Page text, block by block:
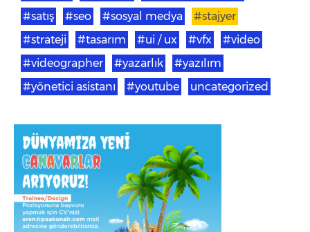
#satış
#seo #sosyal medya
#stajyer
#strateji
#tasarım #ui / ux #vfx
#video
#videographer
#yazarlık
#yazılım
#yönetici asistanı
#youtube uncategorized